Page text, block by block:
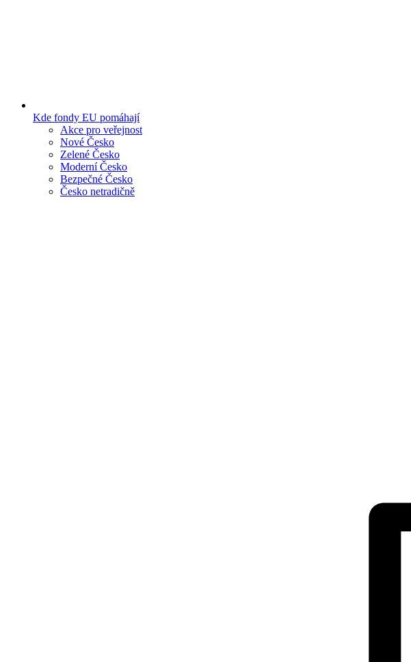
Kde fondy EU pomáhají
Akce pro veřejnost
Nové Česko
Zelené Česko
Moderní Česko
Bezpečné Česko
Česko netradičně